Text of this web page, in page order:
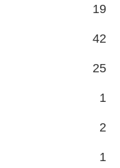
19
42
25
1
2
1